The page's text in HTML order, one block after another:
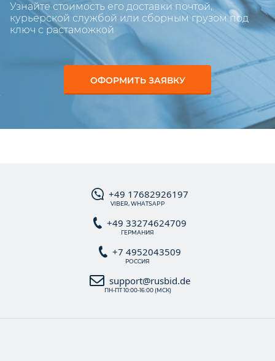
Узнайте стоимость его доставки почтой,
курьерской службой или сборным грузом под
ключ с растаможкой
ОФОРМИТЬ ЗАЯВКУ
+49 17682926197
VIBER, WHATSAPP
+49 33274624709
ГЕРМАНИЯ
+7 4952043509
РОССИЯ
support@rusbid.de
ПН-ПТ 10:00-16:00 (МСК)